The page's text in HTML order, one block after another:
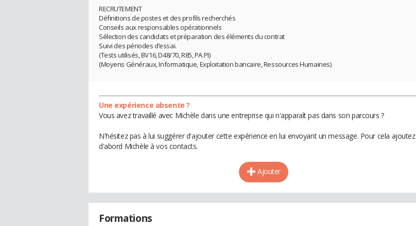
RECRUTEMENT
Définitions de postes et des profils recherchés
Conseils aux responsables opérationnels
Sélection des candidats et préparation des éléments du contrat
Suivi des périodes d’essai.
(Tests utilisés, BV16, D48/70, R85, PA.PI)
(Moyens Généraux, Informatique, Exploitation bancaire, Ressources Humaines)
Une expérience absente ?
Vous avez travaillé avec Michèle dans une entreprise qui n'apparaît pas dans son parcours ?
N'hésitez pas à lui suggérer d'ajouter cette expérience en lui envoyant un message. Pour cela ajoutez
d'abord Michèle à vos contacts.
Ajouter
Formations